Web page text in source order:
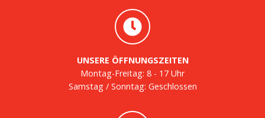
UNSERE ÖFFNUNGSZEITEN
Montag-Freitag: 8 - 17 Uhr
Samstag / Sonntag: Geschlossen